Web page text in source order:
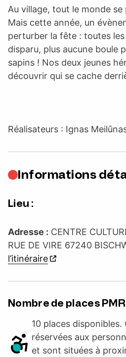
Au village, tout le monde
Mais cette année, un
perturber la fête : toutes
disparu, plus aucune boule
sapins ! Nos deux jeunes
découvrir qui se cache
Réalisateurs : Ignas
Informations
Lieu :
Adresse : CENTRE
RUE DE VIRE 67240
l’itinéraire
Nombre de places PMR
10 places disponibles.
réservées aux
et sont situées à